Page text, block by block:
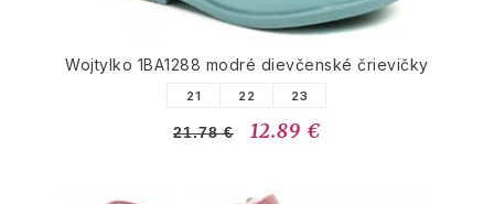
Wojtylko 1BA1288 modré dievčenské črievičky
21 22 23
21.78 € 12.89 €